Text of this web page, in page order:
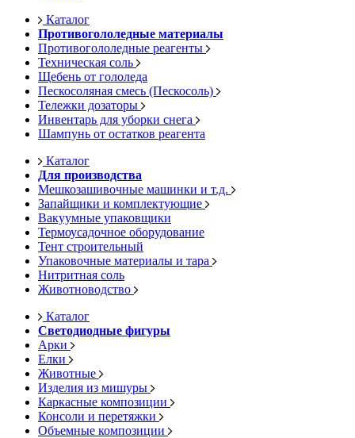
Каталог
Противогололедные материалы
Противогололедные реагенты
Техническая соль
Щебень от гололеда
Пескосоляная смесь (Пескосоль)
Тележки дозаторы
Инвентарь для уборки снега
Шампунь от остатков реагента
Каталог
Для производства
Мешкозашивочные машинки и т.д.
Запайщики и комплектующие
Вакуумные упаковщики
Термоусадочное оборудование
Тент строительный
Упаковочные материалы и тара
Нитритная соль
Животноводство
Каталог
Светодиодные фигуры
Арки
Елки
Животные
Изделия из мишуры
Каркасные композиции
Консоли и перетяжки
Объемные композиции